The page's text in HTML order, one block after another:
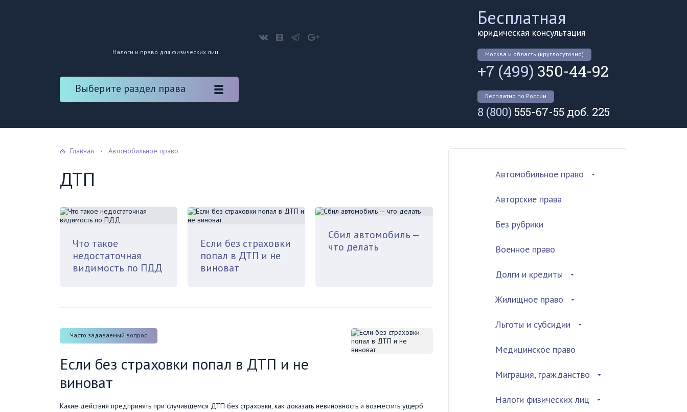
Налоги и право для физических лиц
Выберите раздел права
Бесплатная
юридическая консультация
Москва и область (круглосуточно)
+7 (499) 350-44-92
Бесплатно по России
8 (800) 555-67-55 доб. 225
Главная Автомобильное право
ДТП
Что такое
недостаточная
видимость по ПДД
Если без страховки
попал в ДТП и не
виноват
Сбил автомобиль —
что делать
Часто задаваемый вопрос
Если без страховки попал в ДТП и не
виноват
Какие действия предпринять при случившемся ДТП без страховки, как доказать невиновность и возместить ущерб.
Автомобильное право
Авторские права
Без рубрики
Военное право
Долги и кредиты
Жилищное право
Льготы и субсидии
Медицинское право
Миграция, гражданство
Налоги физических лиц